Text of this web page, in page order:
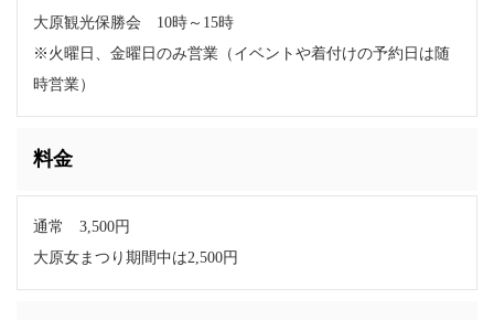
大原観光保勝会 10時～15時
※火曜日、金曜日のみ営業（イベントや着付けの予約日は随
時営業）
料金
通常 3,500円
大原女まつり期間中は2,500円